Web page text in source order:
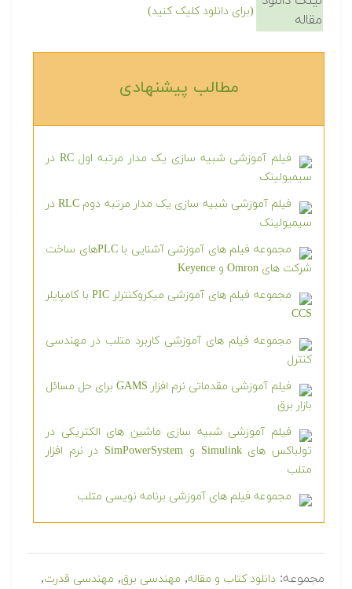
مقاله
(برای دانلود کلیک کنید)
مطالب پیشنهادی‎
فیلم آموزشی شبیه سازی یک مدار مرتبه اول RC در
سیمیولینک
فیلم آموزشی شبیه سازی یک مدار مرتبه دوم RLC در
سیمیولینک
مجموعه فیلم های آموزشی آشنایی با PLCهای ساخت
شرکت های Omron و Keyence
مجموعه فیلم های آموزشی میکروکنترلر PIC با کامپایلر
CCS
مجموعه فیلم های آموزشی کاربرد متلب در مهندسی
کنترل
فیلم آموزشی مقدماتی نرم افزار GAMS برای حل مسائل
بازار برق
فیلم آموزشی شبیه سازی ماشین های الکتریکی در
تولباکس های Simulink و SimPowerSystem در نرم افزار
متلب
مجموعه فیلم های آموزشی برنامه نویسی متلب
مجموعه: دانلود کتاب و مقاله, مهندسی برق, مهندسی قدرت,